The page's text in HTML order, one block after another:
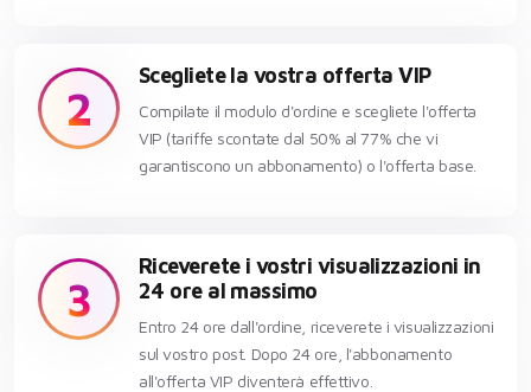
2
Scegliete la vostra offerta VIP
Compilate il modulo d'ordine e scegliete l'offerta
VIP (tariffe scontate dal 50% al 77% che vi
garantiscono un abbonamento) o l'offerta base.
3
Riceverete i vostri visualizzazioni in
24 ore al massimo
Entro 24 ore dall'ordine, riceverete i visualizzazioni
sul vostro post. Dopo 24 ore, l'abbonamento
all'offerta VIP diventerà effettivo.